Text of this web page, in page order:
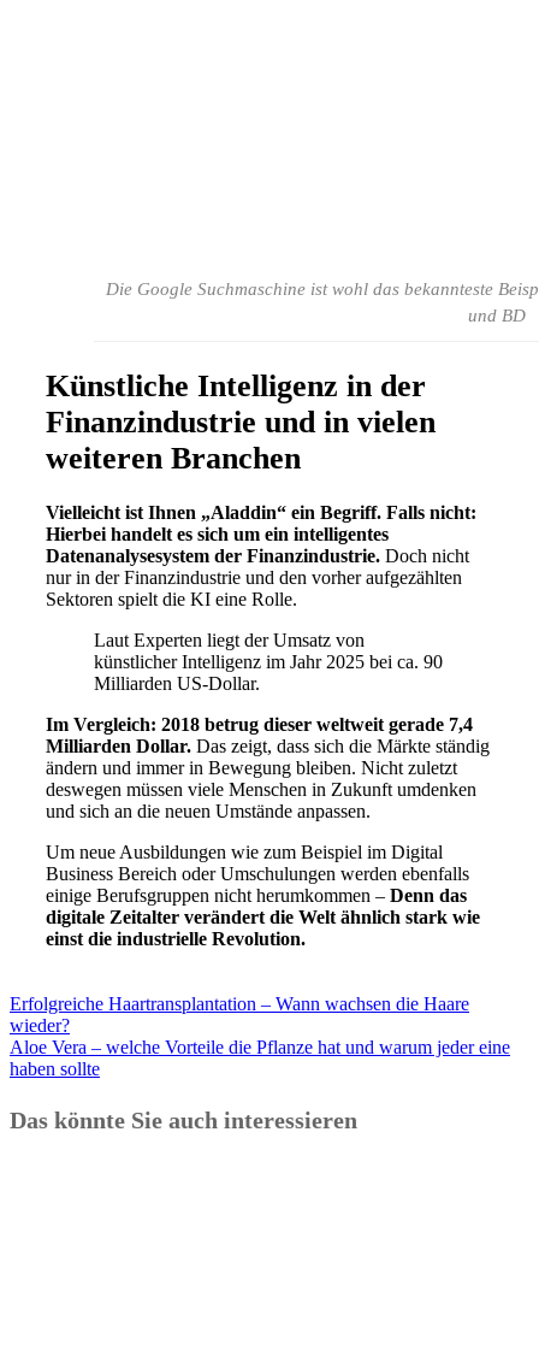
Die Google Suchmaschine ist wohl das bekannteste
und BD
Künstliche Intelligenz in der
Finanzindustrie und in vielen
weiteren Branchen
Vielleicht ist Ihnen „Aladdin“ ein Begriff. Falls nicht:
Hierbei handelt es sich um ein intelligentes
Datenanalysesystem der Finanzindustrie. Doch nicht
nur in der Finanzindustrie und den vorher aufgezählten
Sektoren spielt die KI eine Rolle.
Laut Experten liegt der Umsatz von
künstlicher Intelligenz im Jahr 2025 bei ca. 90
Milliarden US-Dollar.
Im Vergleich: 2018 betrug dieser weltweit gerade 7,4
Milliarden Dollar. Das zeigt, dass sich die Märkte ständig
ändern und immer in Bewegung bleiben. Nicht zuletzt
deswegen müssen viele Menschen in Zukunft umdenken
und sich an die neuen Umstände anpassen.
Um neue Ausbildungen wie zum Beispiel im Digital
Business Bereich oder Umschulungen werden ebenfalls
einige Berufsgruppen nicht herumkommen – Denn das
digitale Zeitalter verändert die Welt ähnlich stark wie
einst die industrielle Revolution.
Erfolgreiche Haartransplantation – Wann wachsen die Haare
wieder?
Aloe Vera – welche Vorteile die Pflanze hat und warum jeder eine
haben sollte
Das könnte Sie auch interessieren